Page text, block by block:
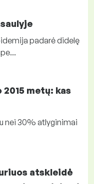
padarė didelę
metų: kas
nei 30% atlyginimai
atskleidė